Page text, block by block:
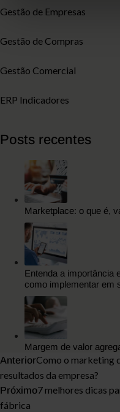
Gestão de Empresas
Gestão de Compras
Gestão Comercial
ERP Indicadores
Posts recentes
Marketplace: o que é,
Entenda a importância
como implementar em
Margem de valor
AnteriorComo o marketing
resultados da empresa?
Próximo7 melhores dicas
fábrica